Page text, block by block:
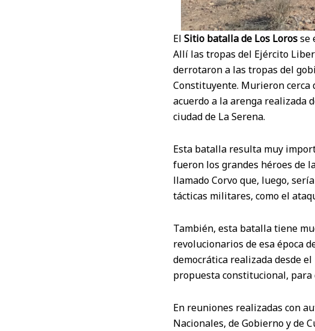
El Sitio batalla de Los Lorosse
Allí las tropas del Ejército
derrotaron a las tropas del
Constituyente. Murieron cerca
acuerdo a la arenga realizada
ciudad de La Serena.
Esta batalla resulta muy
fueron los grandes héroes de
llamado Corvo que, luego,
tácticas militares, como el
También, esta batalla tiene
revolucionarios de esa época
democrática realizada desde
propuesta constitucional, para
En reuniones realizadas con
Nacionales, de Gobierno y de